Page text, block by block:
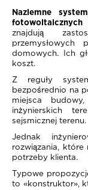
Naziemne
fotowoltaicznych
znajdują
domowych. Ich
koszt.
Z reguły
bezpośrednio na
miejsca
inżynierskich
sejsmicznej terenu.
Jednak
rozwiązania, które
potrzeby klienta.
Typowe
to «konstruktor»,